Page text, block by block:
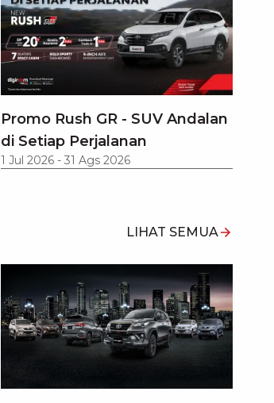
Promo Rush GR - SUV Andalan
di Setiap Perjalanan
1 Jul 2026 - 31 Ags 2026
LIHAT SEMUA